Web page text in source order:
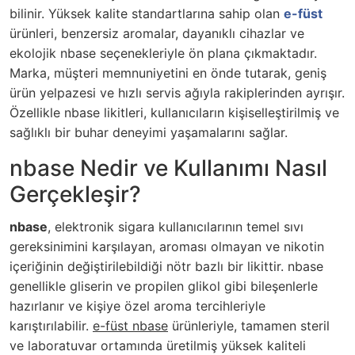
bilinir. Yüksek kalite standartlarına sahip olan e-füst
ürünleri, benzersiz aromalar, dayanıklı cihazlar ve
ekolojik nbase seçenekleriyle ön plana çıkmaktadır.
Marka, müşteri memnuniyetini en önde tutarak, geniş
ürün yelpazesi ve hızlı servis ağıyla rakiplerinden ayrışır.
Özellikle nbase likitleri, kullanıcıların kişiselleştirilmiş ve
sağlıklı bir buhar deneyimi yaşamalarını sağlar.
nbase Nedir ve Kullanımı Nasıl
Gerçekleşir?
nbase, elektronik sigara kullanıcılarının temel sıvı
gereksinimini karşılayan, aroması olmayan ve nikotin
içeriğinin değiştirilebildiği nötr bazlı bir likittir. nbase
genellikle gliserin ve propilen glikol gibi bileşenlerle
hazırlanır ve kişiye özel aroma tercihleriyle
karıştırılabilir. e-füst nbase ürünleriyle, tamamen steril
ve laboratuvar ortamında üretilmiş yüksek kaliteli